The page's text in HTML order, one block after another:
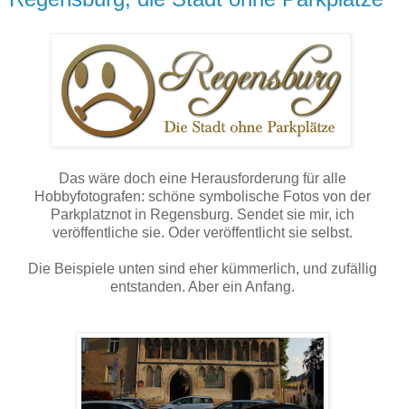
Das wäre doch eine Herausforderung für alle
Hobbyfotografen: schöne symbolische Fotos von der
Parkplatznot in Regensburg. Sendet sie mir, ich
veröffentliche sie. Oder veröffentlicht sie selbst.
Die Beispiele unten sind eher kümmerlich, und zufällig
entstanden. Aber ein Anfang.